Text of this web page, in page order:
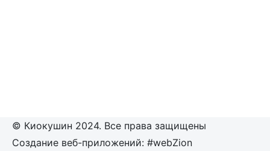
© Киокушин 2024. Все права защищены
Создание веб-приложений: #webZion